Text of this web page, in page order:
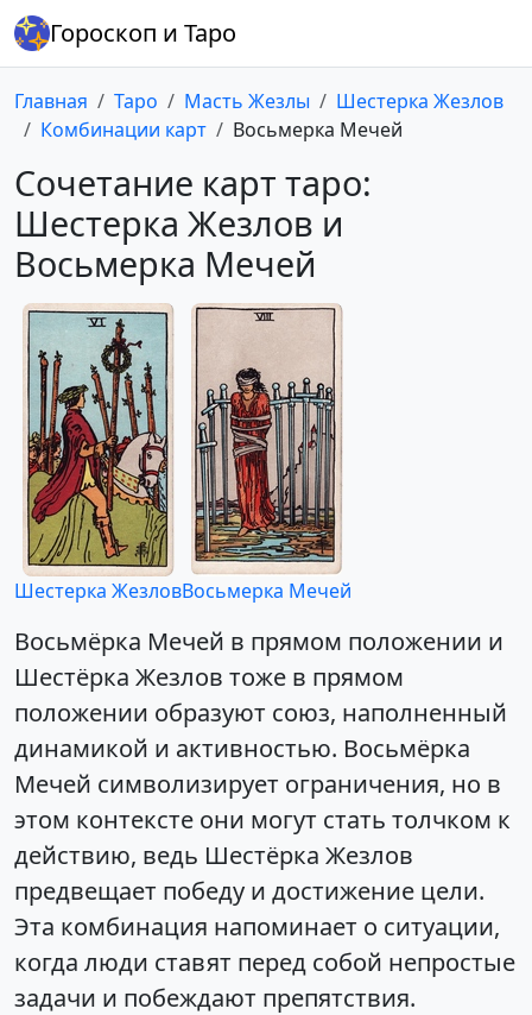
Гороскоп и Таро
Главная Таро Масть Жезлы
Шестерка Жезлов
Комбинации карт
Восьмерка Мечей
Сочетание карт таро:
Шестерка Жезлов и
Восьмерка Мечей
Шестерка ЖезловВосьмерка Мечей
Восьмёрка Мечей в прямом положении и
Шестёрка Жезлов тоже в прямом
положении образуют союз, наполненный
динамикой и активностью. Восьмёрка
Мечей символизирует ограничения, но в
этом контексте они могут стать толчком к
действию, ведь Шестёрка Жезлов
предвещает победу и достижение цели.
Эта комбинация напоминает о ситуации,
когда люди ставят перед собой непростые
задачи и побеждают препятствия.